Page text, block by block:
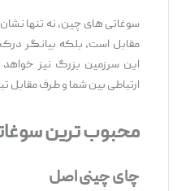
سوغاتی ‌های چین، نه تنها
مقابل است، بلکه بیانگر
این سرزمین بزرگ نیز خواهد
ارتباطی بین شما و طرف مقابل
محبوب‌ترین
چای چینی اصل